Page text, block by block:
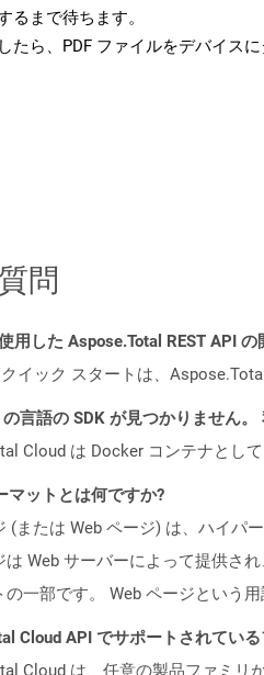
るまで待ちます。
たら、PDF ファイルをデバイスに
問
用した Aspose.Total REST API
クイック スタートは、
言語の SDK が見つかりません。
Cloud は Docker コンテナとし
マットとは何ですか?
(または Web ページ) は、ハイパ
は Web サーバーによって提供さ
の一部です。 Web ページという
Cloud API でサポートされてい
Cloud は、任意の製品ファミリ